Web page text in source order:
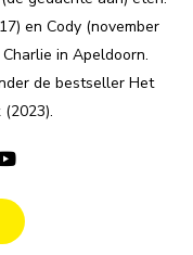
en Cody (november
in Apeldoorn.
de bestseller Het